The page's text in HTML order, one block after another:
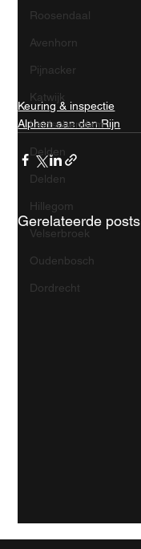
Roosendaal
Avenhorn
Pijnacker
Katwijk
Leidschendam
Delden
Delden
Hillegom
Velserbroek
Oudenbosch
Dordrecht
Keuring & inspectie
Alphen aan den Rijn
Gerelateerde posts